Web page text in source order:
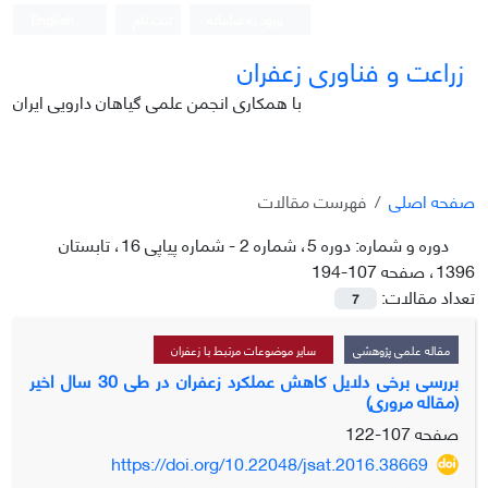
زراعت و فناوری زعفران
با همکاری انجمن علمی گیاهان دارویی ایران
صفحه اصلی
فهرست مقالات
دوره و شماره:
دوره 5، شماره 2 - شماره پیاپی 16، تابستان
1396، صفحه 107-194
تعداد مقالات:
7
مقاله علمی پژوهشی سایر موضوعات مرتبط با زعفران
بررسی برخی دلایل کاهش عملکرد زعفران در طی 30 سال اخیر
(مقاله مروری)
صفحه107-122
https://doi.org/10.22048/jsat.2016.38669